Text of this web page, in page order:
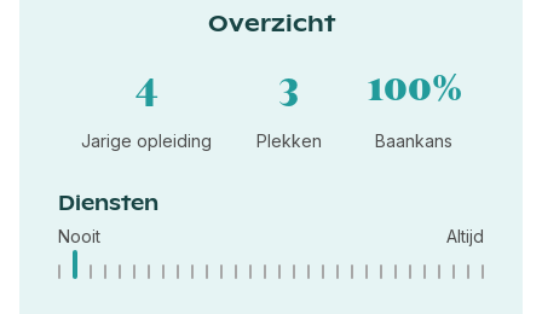
Overzicht
4
Jarige opleiding
3
Plekken
100%
Baankans
Diensten
Nooit Altijd